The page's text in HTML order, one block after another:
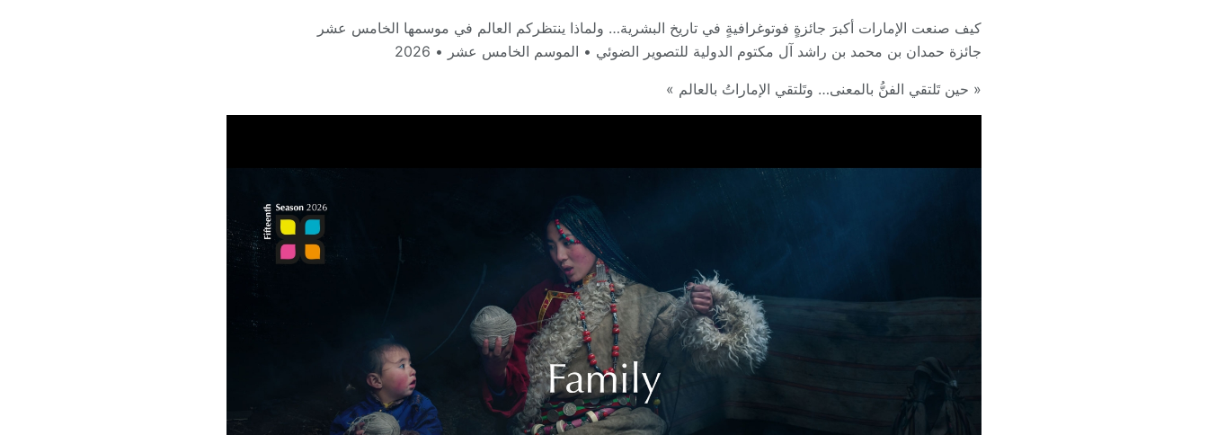
كيف صنعت الإمارات أكبرَ جائزةٍ فوتوغرافيةٍ في تاريخ البشرية… ولماذا ينتظركم العالم في موسمها الخامس عشر
جائزة حمدان بن محمد بن راشد آل مكتوم الدولية للتصوير الضوئي • الموسم الخامس عشر • 2026
« حين تَلتقي الفنُّ بالمعنى… وتَلتقي الإماراتُ بالعالم »